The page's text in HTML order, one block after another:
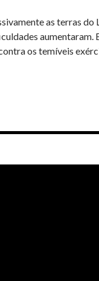
as terras do
aumentaram.
os temíveis